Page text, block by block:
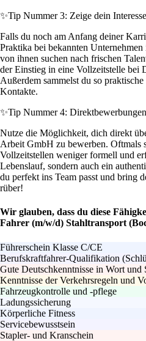
✨Tip Nummer 3: Zeige dein
Falls du noch am Anfang deiner
Praktika bei bekannten
von ihnen suchen nach frischen
der Einstieg in eine Vollzeitstelle
Außerdem sammelst du so
Kontakte.
✨Tip Nummer 4:
Nutze die Möglichkeit, dich direkt
Arbeit GmbH zu bewerben. Oftmals
Vollzeitstellen weniger formell und
Lebenslauf, sondern auch ein
du perfekt ins Team passt und bring
rüber!
Wir glauben, dass du diese
Fahrer (m/w/d) Stahltransport
Führerschein Klasse C/CE
Berufskraftfahrer-Qualifikation
Gute Deutschkenntnisse in Wort und
Kenntnisse der Verkehrsregeln und
Fahrzeugkontrolle und -pflege
Ladungssicherung
Körperliche Fitness
Servicebewusstsein
Stapler- und Kranschein